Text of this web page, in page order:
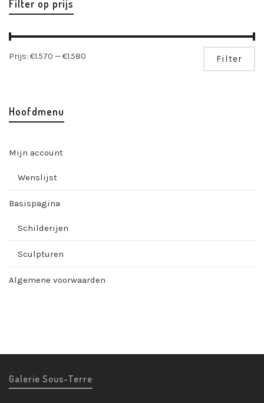
Filter op prijs
Filter
Prijs: €1.570 —€1.580
Hoofdmenu
Mijn account
Wenslijst
Basispagina
Schilderijen
Sculpturen
Algemene voorwaarden
Galerie Sous-Terre